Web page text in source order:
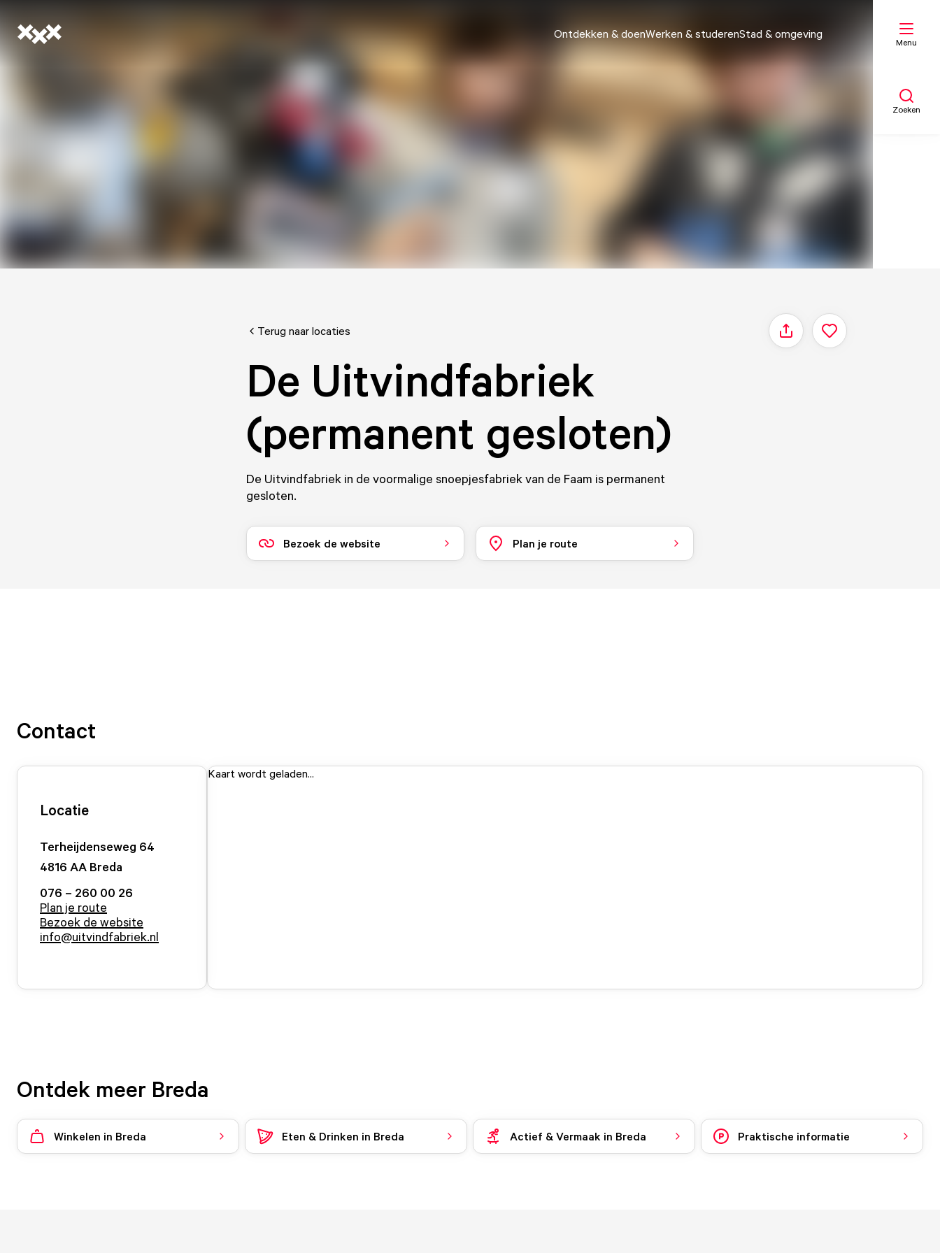
Ontdekken & doenWerken & studerenStad & omgeving
Menu
Zoeken
Terug naar locaties Delen
De Uitvindfabriek
(permanent gesloten)
De Uitvindfabriek in de voormalige snoepjesfabriek van de Faam is permanent
gesloten.
Bezoek de website Plan je route
Contact
Locatie
Terheijdenseweg 64
4816 AA Breda
076 – 260 00 26
Plan je route
Bezoek de website
info@uitvindfabriek.nl
Kaart wordt geladen...
Ontdek meer Breda
Winkelen in Breda Eten & Drinken in Breda Actief & Vermaak in Breda Praktische informatie